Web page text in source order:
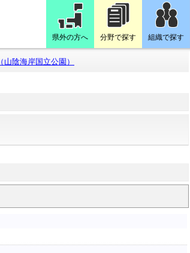
県外の方へ 分野で探す 組織で探す
山陰海岸国立公園）